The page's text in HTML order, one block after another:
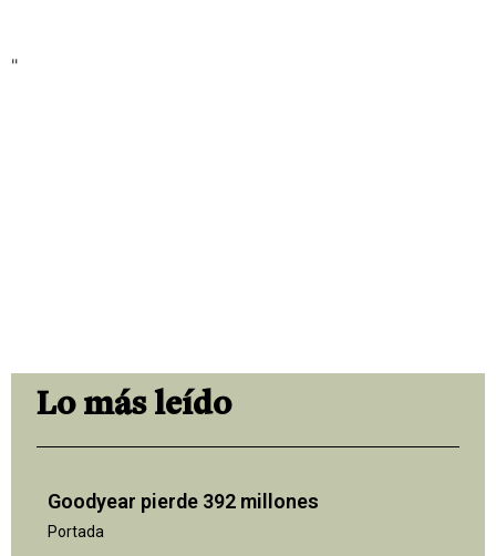
"
Lo más leído
Goodyear pierde 392 millones
Portada